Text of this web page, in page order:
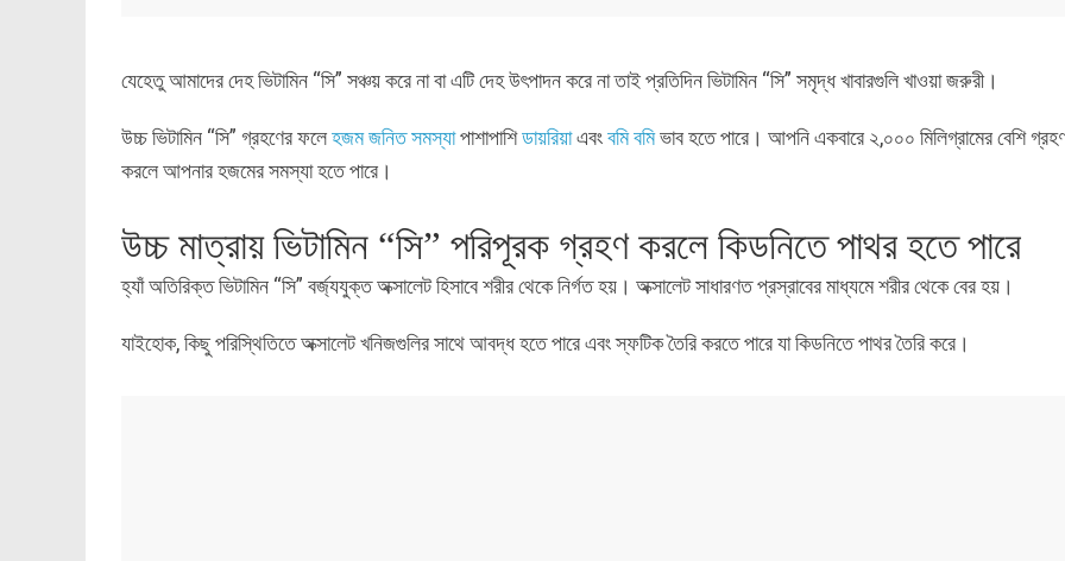
যেহেতু আমাদের দেহ ভিটামিন “সি” সঞ্চয় করে না বা এটি দেহ উৎপাদন করে না তাই প্রতিদিন ভিটামিন “সি” সমৃদ্ধ খাবারগুলি খাওয়া জরুরী।
উচ্চ ভিটামিন “সি” গ্রহণের ফলেহজম জনিত সমস্যাপাশাপাশিডায়রিয়াএবংবমি বমিভাব হতে পারে। আপনি একবারে ২,০০০ মিলিগ্রামের বেশি
করলে আপনার হজমের সমস্যা হতে পারে।
উচ্চ মাত্রায় ভিটামিন “সি” পরিপূরক গ্রহণ করলে কিডনিতে পাথর হতে পারে
হ্যাঁ অতিরিক্ত ভিটামিন “সি” বর্জ্যযুক্ত অক্সালেট হিসাবে শরীর থেকে নির্গত হয়। অক্সালেট সাধারণত প্রস্রাবের মাধ্যমে শরীর থেকে বের হয়।
যাইহোক, কিছু পরিস্থিতিতে অক্সালেট খনিজগুলির সাথে আবদ্ধ হতে পারে এবং স্ফটিক তৈরি করতে পারে যা কিডনিতে পাথর তৈরি করে।